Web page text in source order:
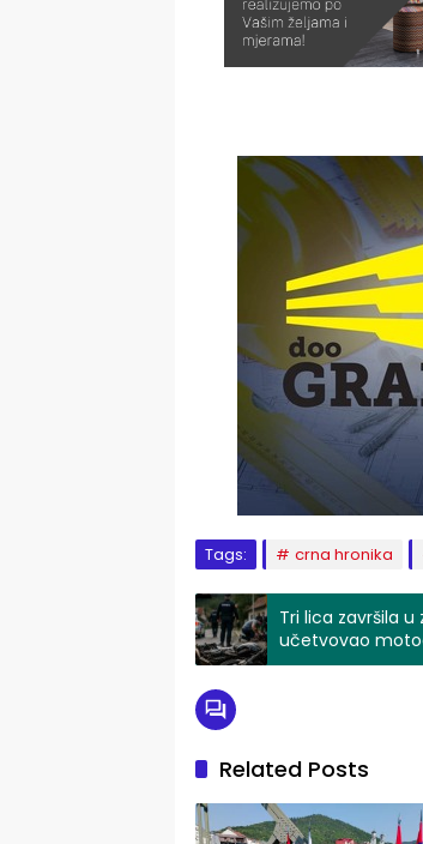
Tags: crna hronika
Tri lica završila
učetvovao
Related Posts